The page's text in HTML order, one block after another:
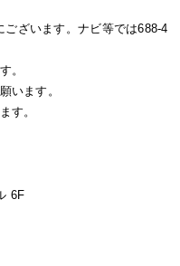
ざいます。ナビ等では688-4
。
います。
す。
6F